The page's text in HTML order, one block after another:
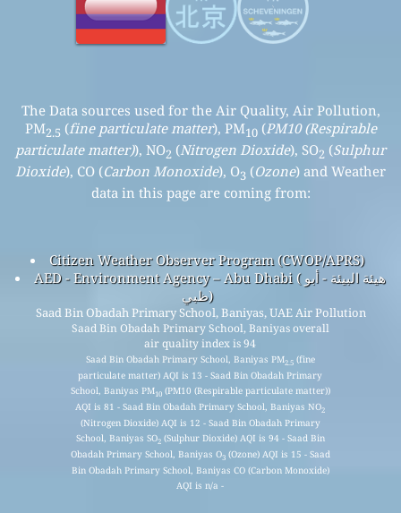
The Data sources used for the Air Quality, Air Pollution,
PM2.5 (fine particulate matter), PM10(PM10 (Respirable
particulate matter)), NO2 (Nitrogen Dioxide), SO2 (Sulphur
Dioxide), CO (Carbon Monoxide), O3 (Ozone) and Weather
data in this page are coming from:
Citizen Weather Observer Program (CWOP/APRS)
AED - Environment Agency – Abu Dhabi ( هيئة البيئة - أبو
ظبي)
Saad Bin Obadah Primary School, Baniyas, UAE Air Pollution
Saad Bin Obadah Primary School, Baniyas overall
air quality index is 94
Saad Bin Obadah Primary School, Baniyas PM2.5(fine
particulate matter) AQI is 13 - Saad Bin Obadah Primary
School, Baniyas PM10(PM10 (Respirable particulate matter))
AQI is 81 - Saad Bin Obadah Primary School, Baniyas NO2
(Nitrogen Dioxide) AQI is 12 - Saad Bin Obadah Primary
School, Baniyas SO2(Sulphur Dioxide) AQI is 94 - Saad Bin
Obadah Primary School, Baniyas O3(Ozone) AQI is 15 - Saad
Bin Obadah Primary School, Baniyas CO (Carbon Monoxide)
AQI is n/a -